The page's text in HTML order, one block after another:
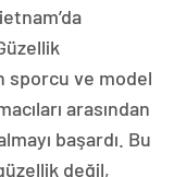
sporcu ve model
arasından
başardı. Bu
değil,